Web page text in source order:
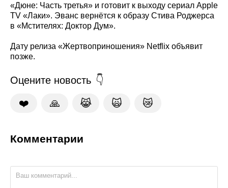
«Дюне: Часть третья» и готовит к выходу сериал Apple
TV «Лаки». Эванс вернётся к образу Стива Роджерса
в «Мстителях: Доктор Дум».
Дату релиза «Жертвоприношения» Netflix объявит
позже.
Оцените новость
❤️ 🙏 😹 🙀 😿
Комментарии